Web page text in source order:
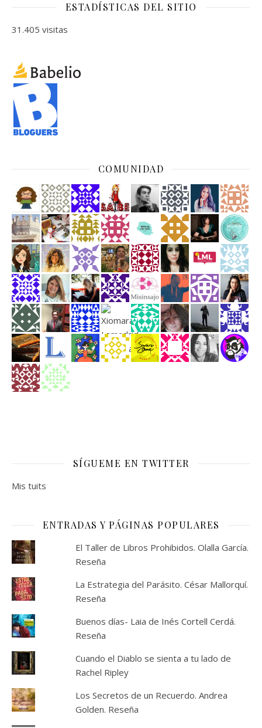
ESTADÍSTICAS DEL SITIO
31.405 visitas
COMUNIDAD
SÍGUEME EN TWITTER
Mis tuits
ENTRADAS Y PÁGINAS POPULARES
El Taller de Libros Prohibidos. Olalla García.
Reseña
La Estrategia del Parásito. César Mallorquí.
Reseña
Buenos días- Laia de Inés Cortell Cerdá.
Reseña
Cuando el Diablo se sienta a tu lado de
Rachel Ripley
Los Secretos de un Recuerdo. Andrea
Golden. Reseña